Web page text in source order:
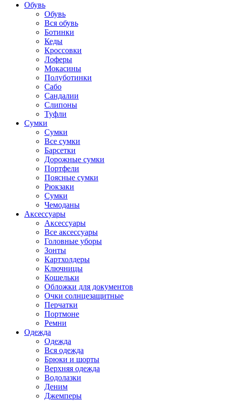
Обувь
Обувь
Вся обувь
Ботинки
Кеды
Кроссовки
Лоферы
Мокасины
Полуботинки
Сабо
Сандалии
Слипоны
Туфли
Сумки
Сумки
Все сумки
Барсетки
Дорожные сумки
Портфели
Поясные сумки
Рюкзаки
Сумки
Чемоданы
Аксессуары
Аксессуары
Все аксессуары
Головные уборы
Зонты
Картхолдеры
Ключницы
Кошельки
Обложки для документов
Очки солнцезащитные
Перчатки
Портмоне
Ремни
Одежда
Одежда
Вся одежда
Брюки и шорты
Верхняя одежда
Водолазки
Деним
Джемперы